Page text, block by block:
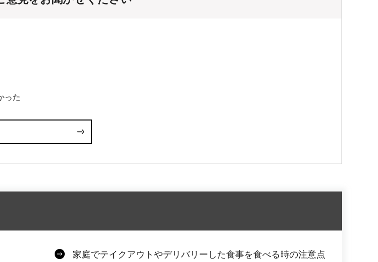
った
家庭でテイクアウトやデリバリーした食事を食べる時の注意点